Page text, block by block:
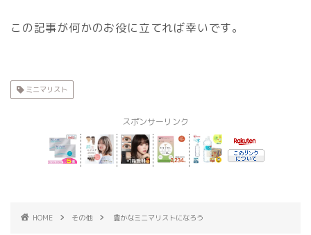
この記事が何かのお役に立てれば幸いです。
ミニマリスト
スポンサーリンク
HOME その他 豊かなミニマリストになろう